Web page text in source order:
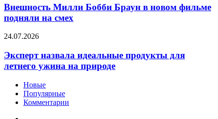
Бобби
Браун
в
фильме
на
смех
Внешность Милли Бобби Браун в новом фильме
подняли на смех
Эксперт
идеальные
продукты
для
ужина
природе
24.07.2026
Эксперт назвала идеальные продукты для
летнего ужина на природе
Новые
Популярные
Комментарии